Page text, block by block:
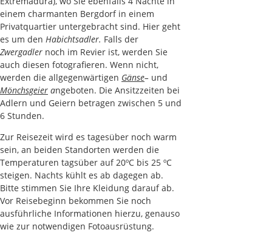
einem charmanten Bergdorf in einem
Privatquartier untergebracht sind. Hier geht
es um den Habichtsadler. Falls der
Zwergadler noch im Revier ist, werden Sie
auch diesen fotografieren. Wenn nicht,
werden die allgegenwärtigen Gänse– und
Mönchsgeier angeboten. Die Ansitzzeiten bei
Adlern und Geiern betragen zwischen 5 und
6 Stunden.
Zur Reisezeit wird es tagesüber noch warm
sein, an beiden Standorten werden die
Temperaturen tagsüber auf 20ºC bis 25 ºC
steigen. Nachts kühlt es ab dagegen ab.
Bitte stimmen Sie Ihre Kleidung darauf ab.
Vor Reisebeginn bekommen Sie noch
ausführliche Informationen hierzu, genauso
wie zur notwendigen Fotoausrüstung.